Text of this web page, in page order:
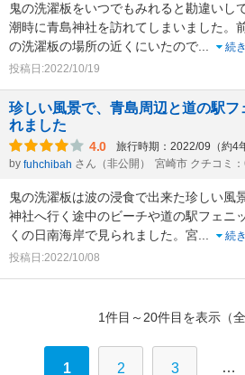
鬼の洗濯板をいつでもみれると勘違いし
潮時に青島神社を訪れてしまいました。
の洗濯板の場所の近くにいたので
続
投稿日:2022/10/19
珍しい風景で、青島周辺と道の駅フ
れました
4.0 旅行時期：2022/09（約4
by fuhchibah さん（非公開） 宮崎市 クチコミ
鬼の洗濯板は波の浸食で出来た珍しい風
神社へ行く途中のビーチや道の駅フェニ
くの日南海岸で見られました。宮
続
投稿日:2022/10/08
1件目～20件目を表示（全
1 2 3 …